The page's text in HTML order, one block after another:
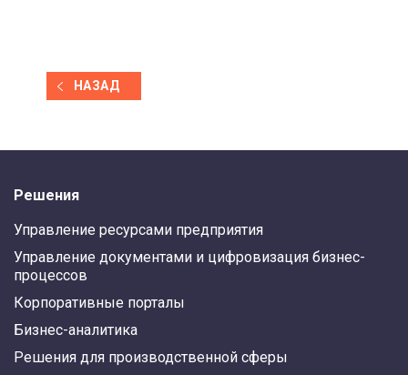
НАЗАД
Решения
Управление ресурсами предприятия
Управление документами и цифровизация бизнес-
процессов
Корпоративные порталы
Бизнес-аналитика
Решения для производственной сферы